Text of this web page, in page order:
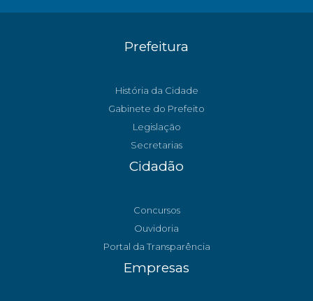
Prefeitura
História da Cidade
Gabinete do Prefeito
Legislação
Secretarias
Cidadão
Concursos
Ouvidoria
Portal da Transparência
Empresas